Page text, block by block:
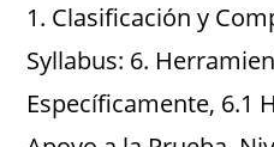
1. Clasificación y
Syllabus: 6.
Específicamente, 6.1